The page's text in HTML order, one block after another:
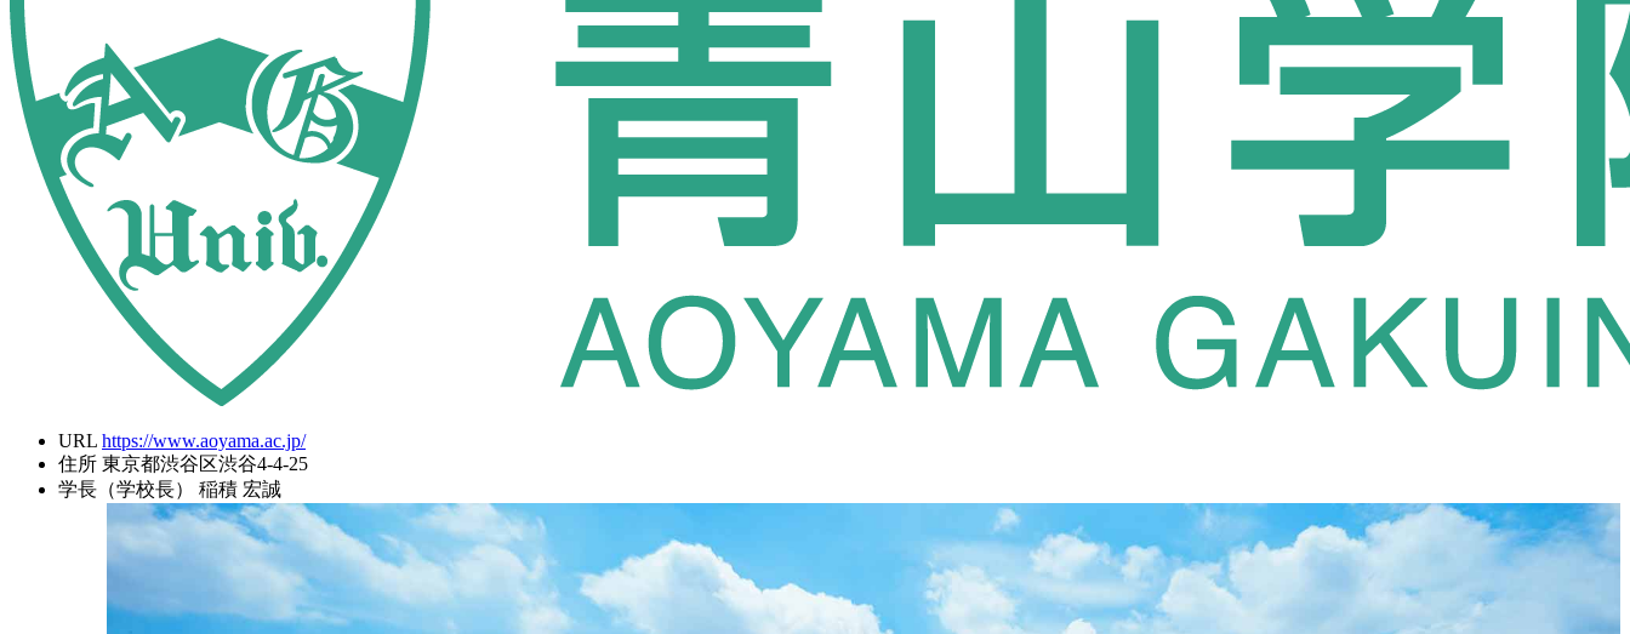
URL https://www.aoyama.ac.jp/
住所 東京都渋谷区渋谷4-4-25
学長（学校長）
稲積 宏誠